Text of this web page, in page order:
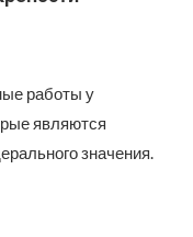
работы у
являются
значения.